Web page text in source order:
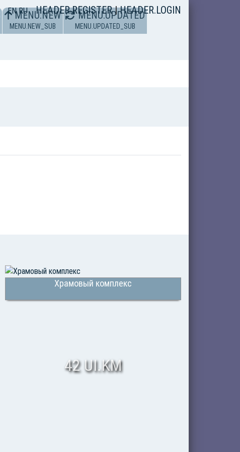
ENRU HEADER.REGISTER|HEADER.LOGIN
MENU.NEW
MENU.NEW_SUB
MENU.UPDATED
MENU.UPDATED_SUB
Храмовый комплекс
42 UI.KM